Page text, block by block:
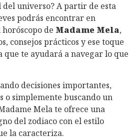
del universo? A partir de esta
podrás encontrar en
de Madame Mela,
consejos prácticos y ese toque
que te ayudará a navegar lo que
decisiones importantes,
o simplemente buscando un
Mela te ofrece una
del zodiaco con el estilo
la caracteriza.